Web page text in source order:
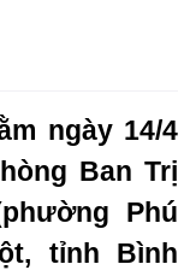
ngày 14/4
Ban Trị
Phú
tỉnh Bình